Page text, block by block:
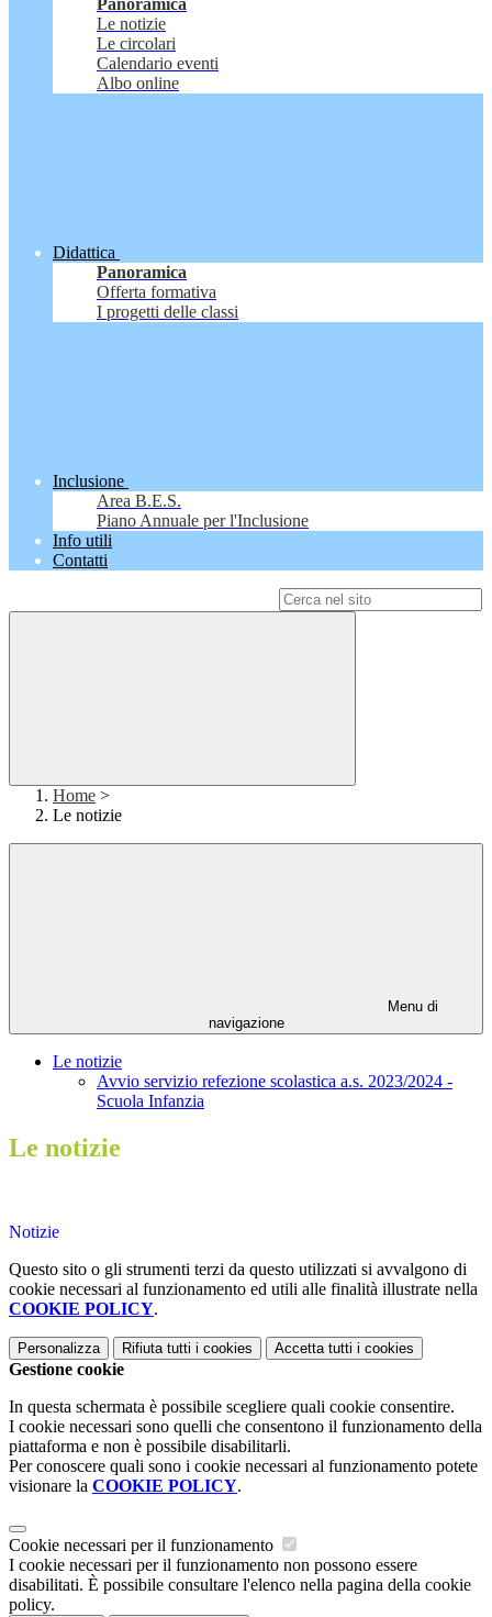
Panoramica
Le notizie
Le circolari
Calendario eventi
Albo online
Didattica
Panoramica
Offerta formativa
I progetti delle classi
Inclusione
Area B.E.S.
Piano Annuale per l'Inclusione
Info utili
Contatti
Home >
Le notizie
Menu di
navigazione
Le notizie
Avvio servizio refezione scolastica a.s. 2023/2024 -
Scuola Infanzia
Le notizie
Notizie
Questo sito o gli strumenti terzi da questo utilizzati si avvalgono di
cookie necessari al funzionamento ed utili alle finalità illustrate nella
COOKIE POLICY.
Personalizza Rifiuta tutti i cookies Accetta tutti i cookies
Gestione cookie
In questa schermata è possibile scegliere quali cookie consentire.
I cookie necessari sono quelli che consentono il funzionamento della
piattaforma e non è possibile disabilitarli.
Per conoscere quali sono i cookie necessari al funzionamento potete
visionare la COOKIE POLICY.
Cookie necessari per il funzionamento
I cookie necessari per il funzionamento non possono essere
disabilitati. È possibile consultare l'elenco nella pagina della cookie
policy.